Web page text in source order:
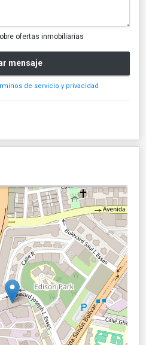
ofertas inmobiliarias
mensaje
de servicio y privacidad